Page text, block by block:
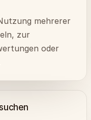
mehrerer
zur
oder